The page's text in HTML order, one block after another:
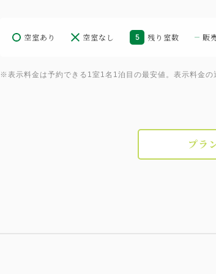
空室あり 空室なし 5 残り室数 販
※表示料金は予約できる1室1名1泊目の最安値。表示料金の
プラ